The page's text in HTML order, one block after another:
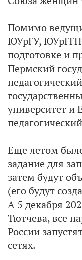
Помимо
ЮУрГУ,
подготовке и
Пермский
университет и
Еще летом
задание для
затем будут
(его будут
А 5 декабря
Тютчева, все
России
сетях.